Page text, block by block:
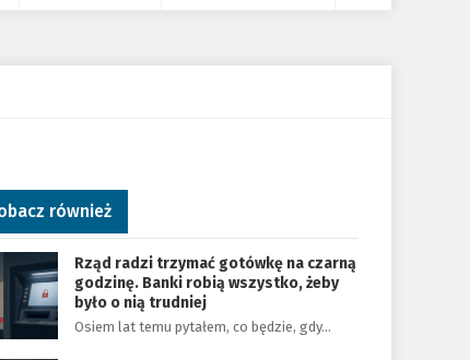
również
Rząd radzi trzymać gotówkę na czarną
godzinę. Banki robią wszystko, żeby
było o nią trudniej
Osiem lat temu pytałem, co będzie, gdy…